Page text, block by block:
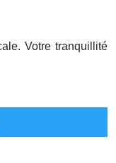
Votre tranquillité